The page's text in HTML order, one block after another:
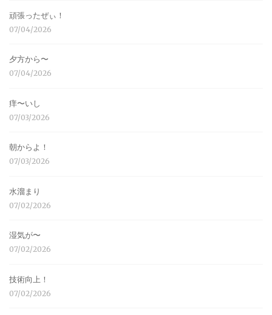
頑張ったぜぃ！
07/04/2026
夕方から〜
07/04/2026
痒〜いし
07/03/2026
朝からよ！
07/03/2026
水溜まり
07/02/2026
湿気が〜
07/02/2026
技術向上！
07/02/2026